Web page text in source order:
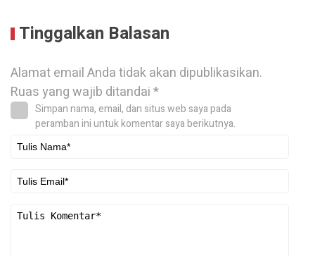
Tinggalkan Balasan
Alamat email Anda tidak akan dipublikasikan.
Ruas yang wajib ditandai*
Simpan nama, email, dan situs web saya pada
peramban ini untuk komentar saya berikutnya.